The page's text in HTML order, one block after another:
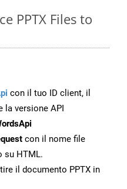
PPTX Files to
con il tuo ID client, il
la versione API
con il nome file
su HTML.
il documento PPTX in